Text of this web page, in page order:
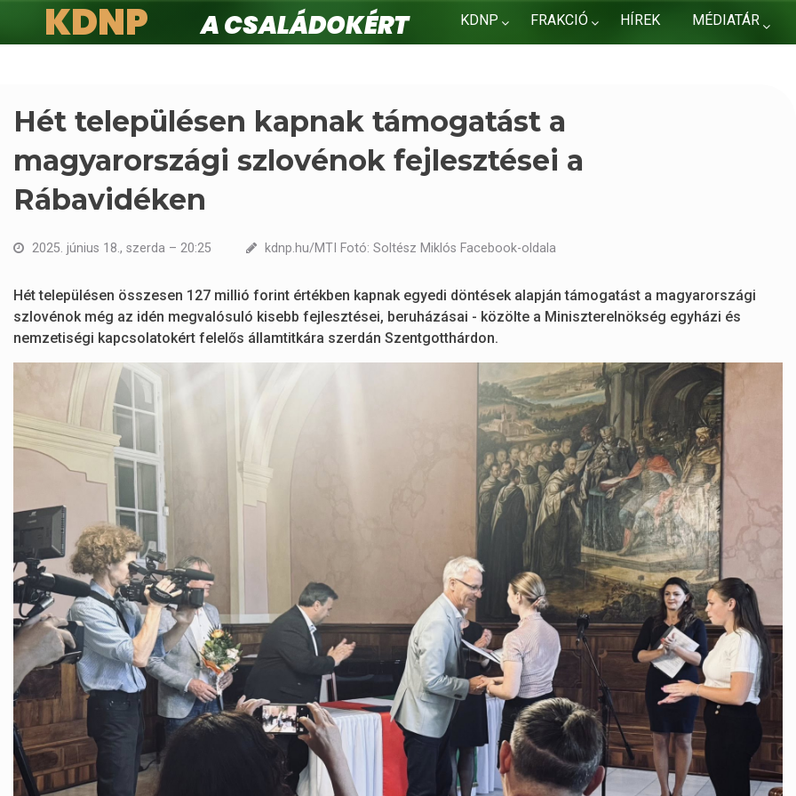
KDNP FRAKCIÓ HÍREK MÉDIATÁR
KDNP
A családokért.
Hét településen kapnak támogatást a
magyarországi szlovénok fejlesztései a
Rábavidéken
2025. június 18., szerda – 20:25 kdnp.hu/MTI Fotó: Soltész Miklós Facebook-oldala
Hét településen összesen 127 millió forint értékben kapnak egyedi döntések alapján támogatást a magyarországi
szlovénok még az idén megvalósuló kisebb fejlesztései, beruházásai - közölte a Miniszterelnökség egyházi és
nemzetiségi kapcsolatokért felelős államtitkára szerdán Szentgotthárdon.